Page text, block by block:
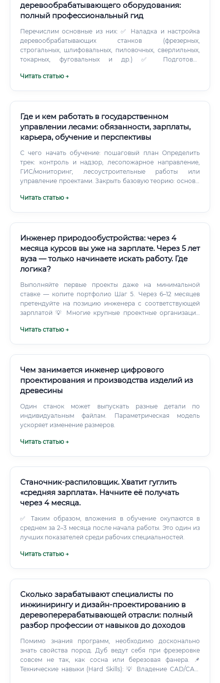
деревообрабатывающего оборудования:
полный профессиональный гид
Перечислим основные из них: ✅ Наладка и настройка
деревообрабатывающих станков (фрезерных,
строгальных, шлифовальных, пиловочных, сверлильных,
токарных, фуговальных и др.) ✅ Подготовка
картам и чертежам ✅ Замена и регулировка режущего
оборудования ✅ Выявление неисправностей и их
устранение ✅ Контроль качества обработки деталей на
вверенных станках ✅ Ведение технической документации
и журналов обслуживания ✅ Взаимодействие с
технологами, механиками, электриками ⚠️ Важно
понимать: наладчик не просто выполняет механическую
работу. Он несёт ответственность за производительность
участка и качество продукции, что существенно
навыки необходимы специалисту График работы и
Читать статью →
Где и кем работать в государственном
управлении лесами: обязанности, зарплаты,
карьера, обучение и перспективы
С чего начать обучение: пошаговый план Определить
трек: контроль и надзор, лесопожарное направление,
ГИС/мониторинг, лесоустроительные работы или
управление проектами. Закрыть базовую теорию: основы
Освоить инструменты: QGIS/ArcGIS, основы ДЗЗ
Читать статью →
Инженер природообустройства: через 4
месяца курсов вы уже на зарплате. Через 5 лет
вуза — только начинаете искать работу. Где
логика?
Выполняйте первые проекты даже на минимальной
ставке — копите портфолио Шаг 5. Через 6–12 месяцев
претендуйте на позицию инженера с соответствующей
зарплатой 💡 Многие крупные проектные организации
последующим трудоустройством. Карьерный рост: куда
доктор наук) Открытие собственного проектного бюро
Переход в международные организации
Государственное управление (министерства, агентства)
Смежные специальности и сравнение с инженером
природообустройства Часто соискатели сравнивают
инженера природообустройства со смежными
профессиями.
Читать статью →
Чем занимается инженер цифрового
проектирования и производства изделий из
древесины
Один станок может выпускать разные детали по
индивидуальным файлам. Параметрическая модель
ускоряет изменение размеров.
Читать статью →
Станочник-распиловщик. Хватит гуглить
«средняя зарплата». Начните её получать
через 4 месяца.
✅ Таким образом, вложения в обучение окупаются в
среднем за 2–3 месяца после начала работы. Это один из
лучших показателей среди рабочих специальностей.
Читать статью →
Сколько зарабатывают специалисты по
инжинирингу и дизайн-проектированию в
деревоперерабатывающей отрасли: полный
разбор профессии от навыков до доходов
Помимо знания программ, необходимо досконально
знать свойства пород. Дуб ведут себя при фрезеровке
совсем не так, как сосна или березовая фанера. 📌
Технические навыки (Hard Skills): 💡 Владение CAD/CAM